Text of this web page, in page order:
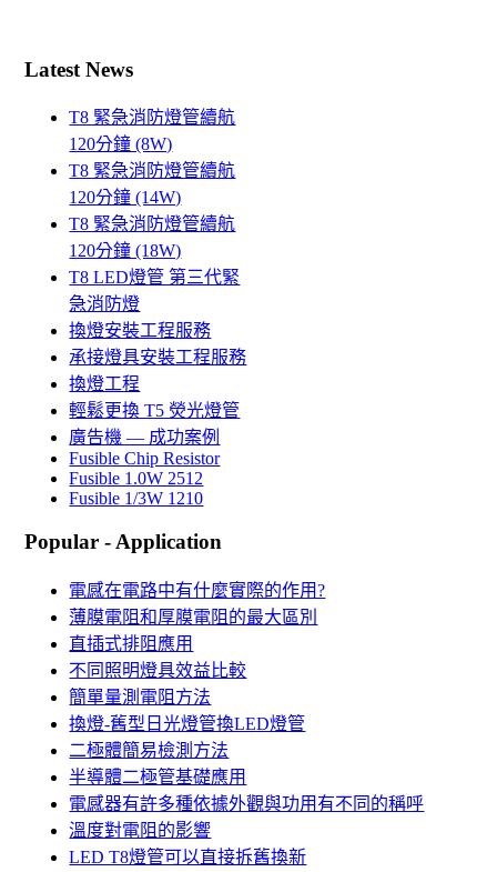
Latest News
T8 緊急消防燈管續航
120分鐘 (8W)
T8 緊急消防燈管續航
120分鐘 (14W)
T8 緊急消防燈管續航
120分鐘 (18W)
T8 LED燈管 第三代緊
急消防燈
換燈安裝工程服務
承接燈具安裝工程服務
換燈工程
輕鬆更換 T5 熒光燈管
廣告機 — 成功案例
Fusible Chip Resistor
Fusible 1.0W 2512
Fusible 1/3W 1210
Popular - Application
電感在電路中有什麼實際的作用?
薄膜電阻和厚膜電阻的最大區別
直插式排阻應用
不同照明燈具效益比較
簡單量測電阻方法
換燈-舊型日光燈管換LED燈管
二極體簡易檢測方法
半導體二極管基礎應用
電感器有許多種依據外觀與功用有不同的稱呼
溫度對電阻的影響
LED T8燈管可以直接拆舊換新